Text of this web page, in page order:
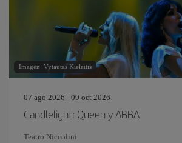
Imagen: Vytautas Kielaitis
07 ago 2026 - 09 oct 2026
Candlelight: Queen y ABBA
Teatro Niccolini